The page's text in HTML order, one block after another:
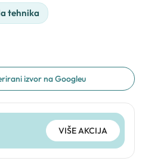
tehnika
izvor na Googleu
VIŠE AKCIJA